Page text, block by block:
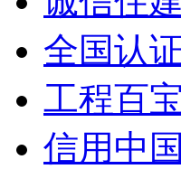
全国认
工程百
信用中国